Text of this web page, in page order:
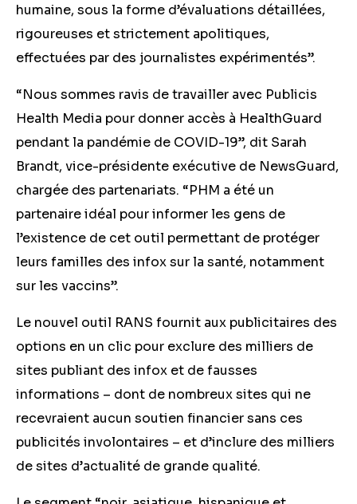
humaine, sous la forme d’évaluations détaillées,
rigoureuses et strictement apolitiques,
effectuées par des journalistes expérimentés”.
“Nous sommes ravis de travailler avec Publicis
Health Media pour donner accès à HealthGuard
pendant la pandémie de COVID-19”, dit Sarah
Brandt, vice-présidente exécutive de NewsGuard,
chargée des partenariats. “PHM a été un
partenaire idéal pour informer les gens de
l’existence de cet outil permettant de protéger
leurs familles des infox sur la santé, notamment
sur les vaccins”.
Le nouvel outil RANS fournit aux publicitaires des
options en un clic pour exclure des milliers de
sites publiant des infox et de fausses
informations – dont de nombreux sites qui ne
recevraient aucun soutien financier sans ces
publicités involontaires – et d’inclure des milliers
de sites d’actualité de grande qualité.